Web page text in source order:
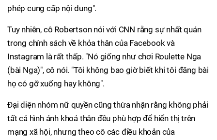
phép cung cấp nội dung".
Tuy nhiên, cô Robertson nói với CNN rằng sự nhất quán
trong chính sách về khỏa thân của Facebook và
Instagram là rất thấp. "Nó giống như chơi Roulette Nga
(bài Nga)", cô nói. "Tôi không bao giờ biết khi tôi đăng bài
họ có gỡ xuống hay không".
Đại diện nhóm nữ quyền cũng thừa nhận rằng không phải
tất cả hình ảnh khoả thân đều phù hợp để hiển thị trên
mạng xã hội, nhưng theo cô các điều khoản của